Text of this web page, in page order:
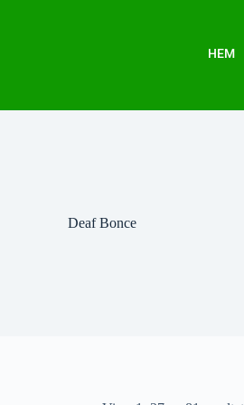
HEM
Deaf Bonce